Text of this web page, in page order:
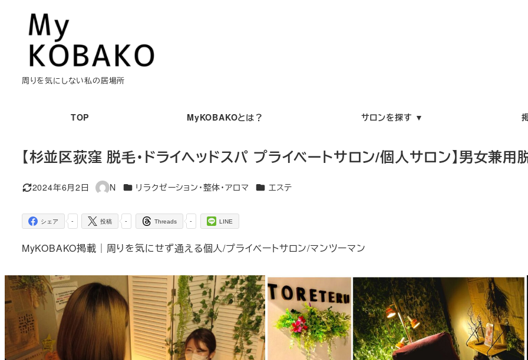
周りを気にしない私の居場所
TOP MyKOBAKOとは？ サロンを探す ▼
【杉並区荻窪 脱毛・ドライヘッドスパ プライベートサロン/個人サロン】男女兼
更新日
2024年6月2日
著
N カテゴリー
リラクゼーション・整体・アロマ カテゴリー
エステ
-
シェア -
投稿 -
Threads LINE
MyKOBAKO掲載｜周りを気にせず通える個人/プライベートサロン/マンツーマン